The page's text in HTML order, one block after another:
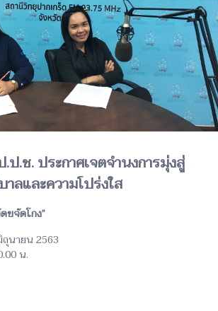
ป.ช. ประกาศเจตจำนงการมุ่งสู่
ลและความโปร่งใส
ขจัดโกง”
นายน 2563
น.